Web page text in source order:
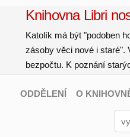
Knihovna Libri
Katolík má být "podoben
zásoby věci nové i staré".
bezpočtu. K poznání
ODDĚLENÍ O